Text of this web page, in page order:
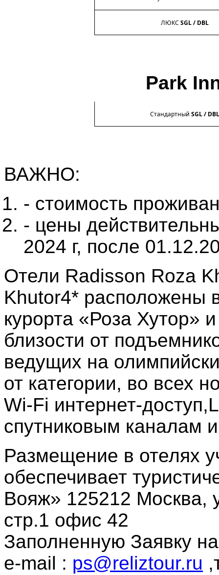
ЛЮКСSGL/ DBL
Park
СтандартныйSGL/
ВАЖНО:
- стоимость
- цены
2024 г, после
Отели Radisson Roza
Khutor4* расположены
курорта «Роза Хутор»
близости от
ведущих на
от категории, во всех
Wi-Fi интернет-
спутниковым каналам
Размещение в отелях
обеспечивает
Вояж» 125212 Москва,
стр.1 офис 42
Заполненную Заявку
e-mail : ps@reliztour.ru